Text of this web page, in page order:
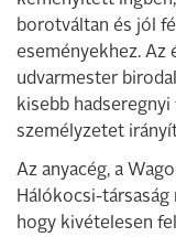
borotváltan és jól
eseményekhez. Az
udvarmester
kisebb
személyzetet
Az anyacég, a
Hálókocsi-
hogy kivételesen